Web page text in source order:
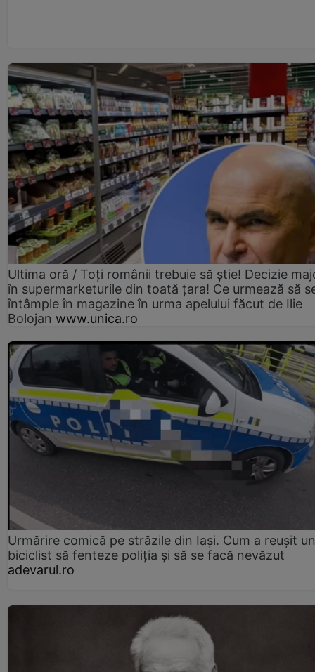
Ultima oră / Toți românii trebuie să știe! Decizie
în supermarketurile din toată țara! Ce urmează să
întâmple în magazine în urma apelului făcut de Ilie
Bolojan www.unica.ro
Urmărire comică pe străzile din Iași. Cum a reușit un
biciclist să fenteze poliția și să se facă nevăzut
adevarul.ro